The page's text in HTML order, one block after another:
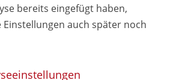
bereits eingefügt haben,
Einstellungen auch später noch